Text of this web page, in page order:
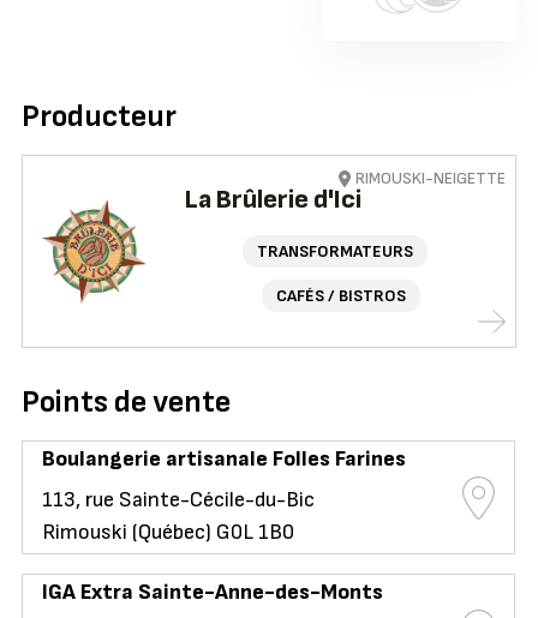
Producteur
La Brûlerie d'Ici
TRANSFORMATEURS
CAFÉS / BISTROS
RIMOUSKI-NEIGETTE
Points de vente
Boulangerie artisanale Folles Farines
113, rue Sainte-Cécile-du-Bic
Rimouski (Québec) G0L 1B0
IGA Extra Sainte-Anne-des-Monts